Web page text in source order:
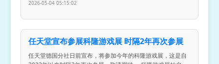
2026-05-04 05:15:02
任天堂宣布参展科隆游戏展 时隔2年再次参展
任天堂德国分社日前宣布，将参加今年的科隆游戏展，这是自